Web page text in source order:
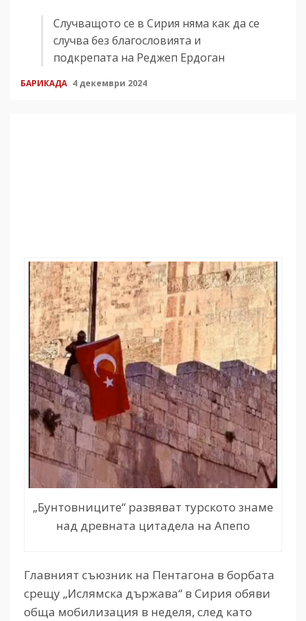
Случващото се в Сирия няма как да се
случва без благословията и
подкрепата на Реджеп Ердоган
БАРИКАДА 4 декември 2024
„Бунтовниците“ развяват турското знаме
над древната цитадела на Апепо
Главният съюзник на Пентагона в борбата
срещу „Ислямска държава“ в Сирия обяви
обща мобилизация в неделя, след като